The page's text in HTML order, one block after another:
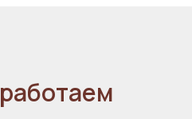
работаем